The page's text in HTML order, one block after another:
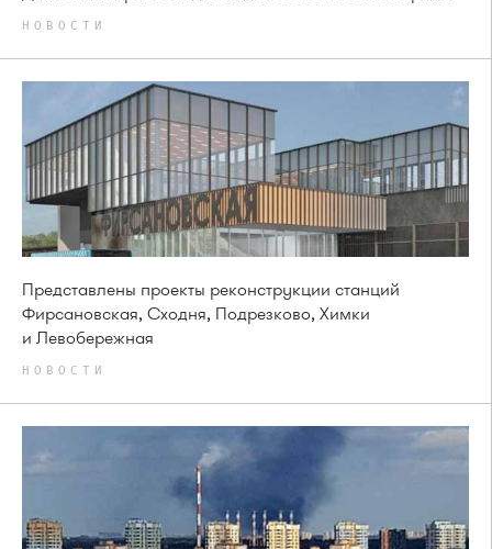
НОВОСТИ
Представлены проекты реконструкции станций
Фирсановская, Сходня, Подрезково, Химки
и Левобережная
НОВОСТИ